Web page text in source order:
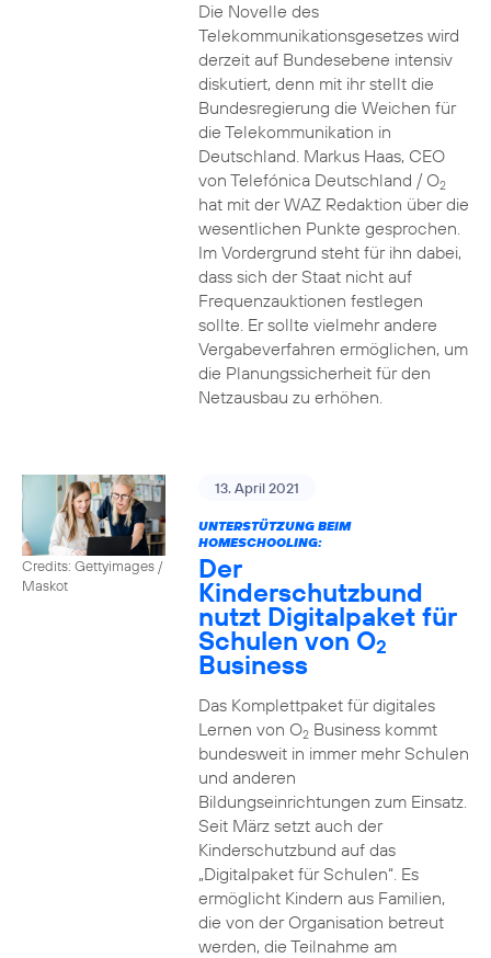
Die Novelle des
Telekommunikationsgesetzes wird
derzeit auf Bundesebene intensiv
diskutiert, denn mit ihr stellt die
Bundesregierung die Weichen für
die Telekommunikation in
Deutschland. Markus Haas, CEO
von Telefónica Deutschland / O2
hat mit der WAZ Redaktion über die
wesentlichen Punkte gesprochen.
Im Vordergrund steht für ihn dabei,
dass sich der Staat nicht auf
Frequenzauktionen festlegen
sollte. Er sollte vielmehr andere
Vergabeverfahren ermöglichen, um
die Planungssicherheit für den
Netzausbau zu erhöhen.
Credits: Gettyimages /
Maskot
13. April 2021
UNTERSTÜTZUNG BEIM
HOMESCHOOLING:
Der
Kinderschutzbund
nutzt Digitalpaket für
Schulen von O2
Business
Das Komplettpaket für digitales
Lernen von O2Business kommt
bundesweit in immer mehr Schulen
und anderen
Bildungseinrichtungen zum Einsatz.
Seit März setzt auch der
Kinderschutzbund auf das
„Digitalpaket für Schulen“. Es
ermöglicht Kindern aus Familien,
die von der Organisation betreut
werden, die Teilnahme am